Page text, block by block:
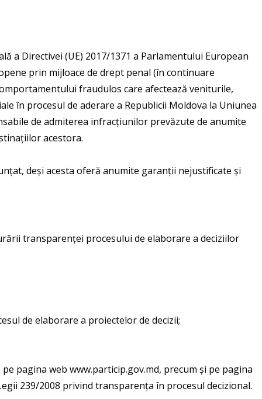
Directivei (UE) 2017/1371 a Parlamentului European
prin mijloace de drept penal (în continuare
fraudulos care afectează veniturile,
în procesul de aderare a Republicii Moldova la Uniunea
de admiterea infracțiunilor prevăzute de anumite
acestora.
deși acesta oferă anumite garanții nejustificate și
transparenței procesului de elaborare a deciziilor
de elaborare a proiectelor de decizii;
pagina web www.particip.gov.md, precum și pe pagina
239/2008 privind transparența în procesul decizional.